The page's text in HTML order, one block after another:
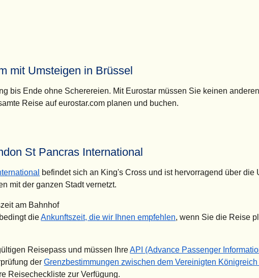
mit Umsteigen in Brüssel
bis Ende ohne Scherereien. Mit Eurostar müssen Sie keinen
Reise auf eurostar.com planen und buchen.
St Pancras International
befindet sich an King's Cross und ist hervorragend über die
mit der ganzen Stadt vernetzt.
am Bahnhof
dieAnkunftszeit, die wir Ihnen empfehlen, wenn Sie die Reise
Reisepass und müssen IhreAPI (Advance Passenger
derGrenzbestimmungen zwischen dem Vereinigten
Reisecheckliste zur Verfügung.